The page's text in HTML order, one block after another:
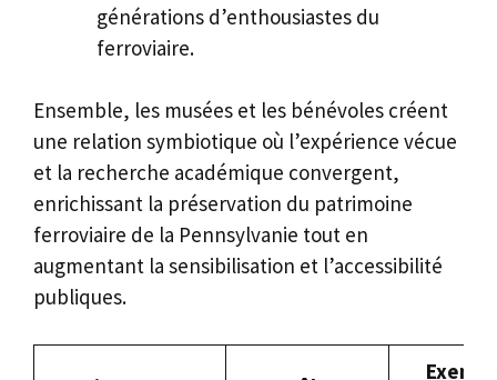
générations d’enthousiastes du
ferroviaire.
Ensemble, les musées et les bénévoles créent
une relation symbiotique où l’expérience vécue
et la recherche académique convergent,
enrichissant la préservation du patrimoine
ferroviaire de la Pennsylvanie tout en
augmentant la sensibilisation et l’accessibilité
publiques.